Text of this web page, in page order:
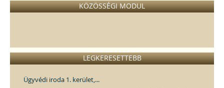
KÖZÖSSÉGI MODUL
LEGKERESETTEBB
Ügyvédi iroda 1. kerület,...